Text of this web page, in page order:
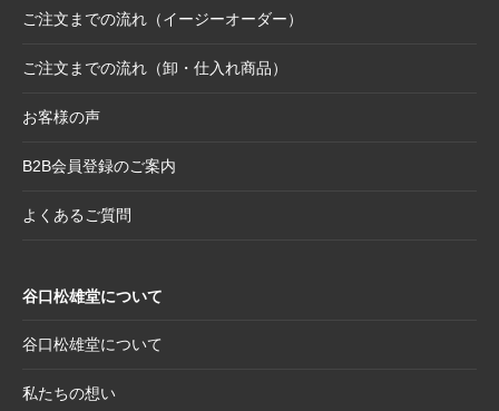
日付誤植に関するお詫びと交換対応のお知ら
2025.8.28 【和綴じノート】新柄発表
2025.8.21
2025.8.19
【新商品案内】躍進を呼び込む縁起物─2026
ダー受付開始
2025.6.11
【新商品】「日本画の巨匠たち」新作5アイテ
ご注文までの流れ（イージーオーダー）
ご注文までの流れ（卸・仕入れ商品）
お客様の声
B2B会員登録のご案内
よくあるご質問
谷口松雄堂について
谷口松雄堂について
私たちの想い